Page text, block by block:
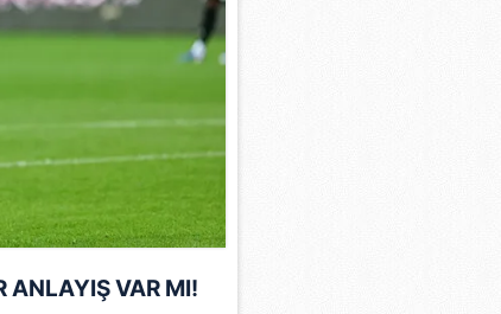
ANLAYIŞ VAR MI!